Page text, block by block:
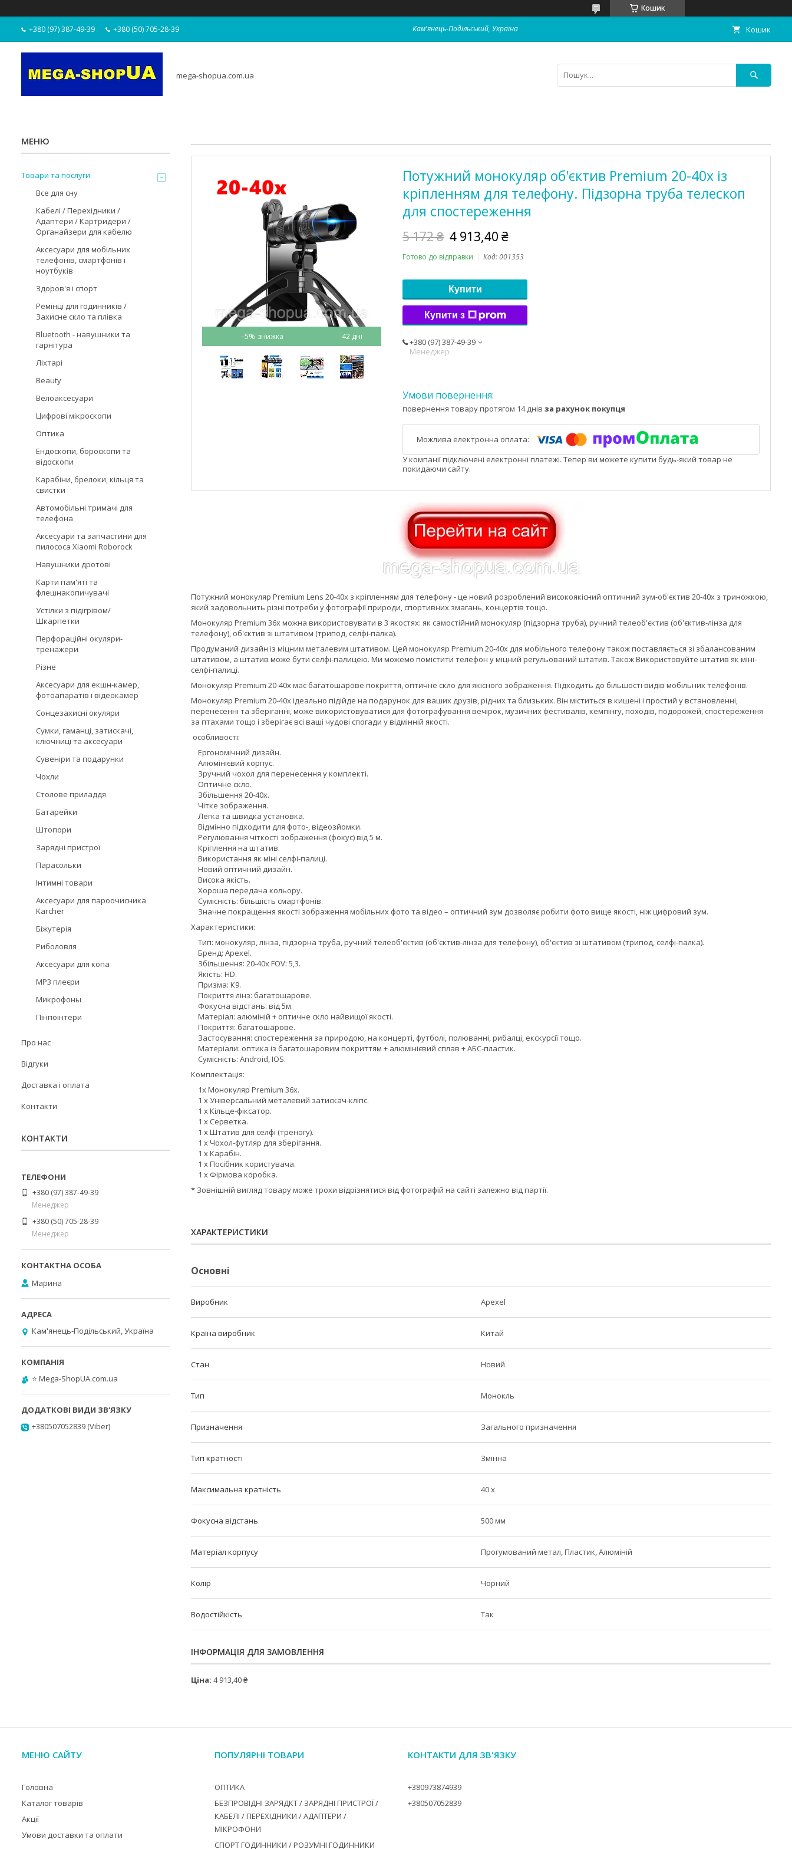
Кошик
+380 (97) 387-49-39 +380 (50) 705-28-39 Кам'янець-Подільський, Україна Кошик
mega-shopua.com.ua
–5% 42 дні
Потужний монокуляр об'єктив Premium 20-40x із
кріпленням для телефону. Підзорна труба телескоп
для спостереження
5 172 ₴ 4 913,40 ₴
Готово до відправки Код:001353
Купити
Купити з
+380 (97) 387-49-39
Менеджер
повернення товару протягом 14 днів за рахунок покупця
У компанії підключені електронні платежі. Тепер ви можете купити будь-який товар не
покидаючи сайту.
Потужний монокуляр Premium Lens 20-40x з кріпленням для телефону - це новий розроблений високоякісний оптичний зум-об'єктив 20-40x з триножкою,
який задовольнить різні потреби у фотографії природи, спортивних змагань, концертів тощо.
Монокуляр Premium 36x можна використовувати в 3 якостях: як самостійний монокуляр (підзорна труба), ручний телеоб'єктив (об'єктив-лінза для
телефону), об'єктив зі штативом (трипод, селфі-палка).
Продуманий дизайн із міцним металевим штативом. Цей монокуляр Premium 20-40x для мобільного телефону також поставляється зі збалансованим
штативом, а штатив може бути селфі-палицею. Ми можемо помістити телефон у міцний регульований штатив. Також Використовуйте штатив як міні-
селфі-палиці.
Монокуляр Premium 20-40x має багатошарове покриття, оптичне скло для якісного зображення. Підходить до більшості видів мобільних телефонів.
Монокуляр Premium 20-40x ідеально підійде на подарунок для ваших друзів, рідних та близьких. Він міститься в кишені і простий у встановленні,
перенесенні та зберіганні, може використовуватися для фотографування вечірок, музичних фестивалів, кемпінгу, походів, подорожей, спостереження
за птахами тощо і зберігає всі ваші чудові спогади у відмінній якості.
особливості:
Ергономічний дизайн.
Алюмінієвий корпус.
Зручний чохол для перенесення у комплекті.
Оптичне скло.
Збільшення 20-40x.
Чітке зображення.
Легка та швидка установка.
Відмінно підходити для фото-, відеозйомки.
Регулювання чіткості зображення (фокус) від 5 м.
Кріплення на штатив.
Використання як міні селфі-палиці.
Новий оптичний дизайн.
Висока якість.
Хороша передача кольору.
Сумісність: більшість смартфонів.
Значне покращення якості зображення мобільних фото та відео – оптичний зум дозволяє робити фото вище якості, ніж цифровий зум.
Характеристики:
Тип: монокуляр, лінза, підзорна труба, ручний телеоб'єктив (об'єктив-лінза для телефону), об'єктив зі штативом (трипод, селфі-палка).
Бренд: Apexel.
Збільшення: 20-40x FOV: 5,3.
Якість: HD.
Призма: К9.
Покриття лінз: багатошарове.
Фокусна відстань: від 5м.
Матеріал: алюміній + оптичне скло найвищої якості.
Покриття: багатошарове.
Застосування: спостереження за природою, на концерті, футболі, полюванні, рибалці, екскурсії тощо.
Матеріали: оптика із багатошаровим покриттям + алюмінієвий сплав + АБС-пластик.
Сумісність: Android, IOS.
Комплектація:
1х Монокуляр Premium 36x.
1 х Універсальний металевий затискач-кліпс.
1 х Кільце-фіксатор.
1 х Серветка.
1 х Штатив для селфі (треногу).
1 х Чохол-футляр для зберігання.
1 х Карабін.
1 х Посібник користувача.
1 х Фірмова коробка.
* Зовнішній вигляд товару може трохи відрізнятися від фотографій на сайті залежно від партії.
ХАРАКТЕРИСТИКИ
Основні
Виробник Apexel
Країна виробник Китай
Стан Новий
Тип Монокль
Призначення Загального призначення
Тип кратності Змінна
Максимальна кратність 40 х
Фокусна відстань 500 мм
Матеріал корпусу Прогумований метал, Пластик, Алюміній
Колір Чорний
Водостійкість Так
ІНФОРМАЦІЯ ДЛЯ ЗАМОВЛЕННЯ
Ціна: 4 913,40 ₴
Товари та послуги
Все для сну
Кабелі / Перехідники /
Адаптери / Картридери /
Органайзери для кабелю
Аксесуари для мобільних
телефонів, смартфонів і
ноутбуків
Здоров'я і спорт
Ремінці для годинників /
Захисне скло та плівка
Bluetooth - навушники та
гарнітура
Ліхтарі
Beauty
Велоаксесуари
Цифрові мікроскопи
Оптика
Ендоскопи, бороскопи та
відоскопи
Карабіни, брелоки, кільця та
свистки
Автомобільні тримачі для
телефона
Аксесуари та запчастини для
пилососа Xiaomi Roborock
Навушники дротові
Карти пам'яті та
флешнакопичувачі
Устілки з підігрівом/
Шкарпетки
Перфораційні окуляри-
тренажери
Різне
Аксесуари для екшн-камер,
фотоапаратів і відеокамер
Сонцезахисні окуляри
Сумки, гаманці, затискачі,
ключниці та аксесуари
Сувеніри та подарунки
Чохли
Столове приладдя
Батарейки
Штопори
Зарядні пристрої
Парасольки
Інтимні товари
Аксесуари для пароочисника
Karcher
Біжутерія
Риболовля
Аксесуари для копа
MP3 плеєри
Микрофоны
Пінпоінтери
Про нас
Відгуки
Доставка і оплата
Контакти
КОНТАКТИ
+380 (97) 387-49-39
Менеджер
+380 (50) 705-28-39
Менеджер
Марина
Кам'янець-Подільський, Україна
⭐️ Mega-ShopUA.com.ua
+380507052839 (Viber)
МЕНЮ САЙТУ
Головна
Каталог товарів
Акції
Умови доставки та оплати
ПОПУЛЯРНІ ТОВАРИ
ОПТИКА
БЕЗПРОВІДНІ ЗАРЯДКТ / ЗАРЯДНІ ПРИСТРОЇ /
КАБЕЛІ / ПЕРЕХІДНИКИ / АДАПТЕРИ /
МІКРОФОНИ
СПОРТ ГОДИННИКИ / РОЗУМНІ ГОДИННИКИ
КОНТАКТИ ДЛЯ ЗВ'ЯЗКУ
+380973874939
+380507052839